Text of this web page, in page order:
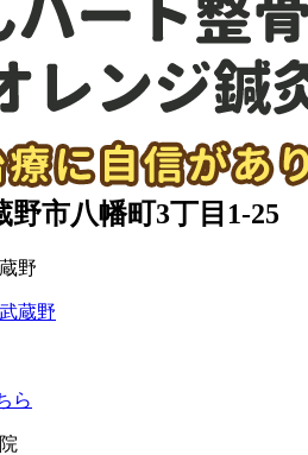
市八幡町3丁目1-25
野
ら